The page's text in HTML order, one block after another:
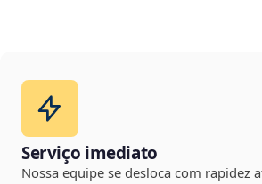
Serviço imediato
Nossa equipe se desloca com rapidez